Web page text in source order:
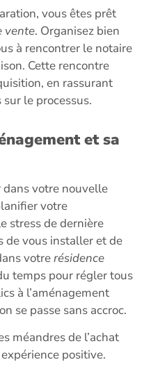
vous êtes prêt
vente. Organisez bien
à rencontrer le notaire
Cette rencontre
en rassurant
le processus.
et sa
votre nouvelle
votre
stress de dernière
de vous installer et de
votrerésidence
temps pour régler tous
à l’aménagement
se passe sans accroc.
méandres de l’achat
positive.